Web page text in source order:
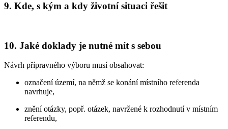
9. Kde, s kým a kdy životní situaci řešit
10. Jaké doklady je nutné mít s sebou
Návrh přípravného výboru musí obsahovat:
označení území, na němž se konání místního referenda
navrhuje,
znění otázky, popř. otázek, navržené k rozhodnutí v místním
referendu,